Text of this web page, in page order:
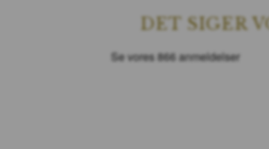
DET SIGER